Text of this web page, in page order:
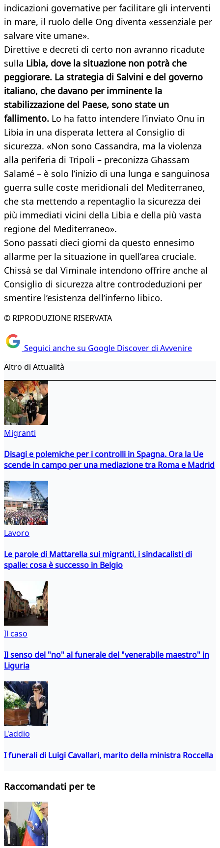
indicazioni governative per facilitare gli interventi
in mare, il ruolo delle Ong diventa «essenziale per
salvare vite umane».
Direttive e decreti di certo non avranno ricadute
sulla Libia, dove la situazione non potrà che
peggiorare. La strategia di Salvini e del governo
italiano, che davano per imminente la
stabilizzazione del Paese, sono state un
fallimento. Lo ha fatto intendere l’inviato Onu in
Libia in una disperata lettera al Consiglio di
sicurezza. «Non sono Cassandra, ma la violenza
alla periferia di Tripoli – preconizza Ghassam
Salamé – è solo l’inizio di una lunga e sanguinosa
guerra sulle coste meridionali del Mediterraneo,
che sta mettendo a repentaglio la sicurezza dei
più immediati vicini della Libia e della più vasta
regione del Mediterraneo».
Sono passati dieci giorni da questo ennesimo
allarme per la situazione in quell’area cruciale.
Chissà se dal Viminale intendono offrire anche al
Consiglio di sicurezza altre controdeduzioni per
smentire l’esistenza dell’inferno libico.
© RIPRODUZIONE RISERVATA
Seguici anche su Google Discover di Avvenire
Altro di Attualità
Migranti
Disagi e polemiche per i controlli in Spagna. Ora la Ue
scende in campo per una mediazione tra Roma e Madrid
Lavoro
Le parole di Mattarella sui migranti, i sindacalisti di
spalle: cosa è successo in Belgio
Il caso
Il senso del "no" al funerale del "venerabile maestro" in
Liguria
L'addio
I funerali di Luigi Cavallari, marito della ministra Roccella
Raccomandati per te